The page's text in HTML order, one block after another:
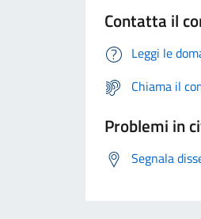
Contatta il
Leggi le
Chiama il
Problemi in
Segnala